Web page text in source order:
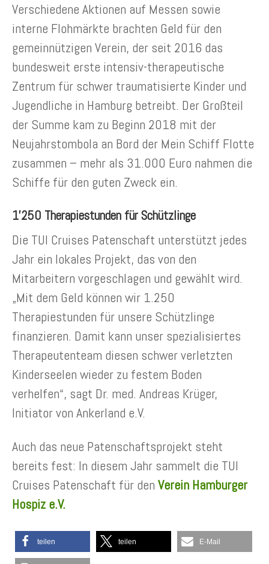
Verschiedene Aktionen auf Messen sowie
interne Flohmärkte brachten Geld für den
gemeinnützigen Verein, der seit 2016 das
bundesweit erste intensiv-therapeutische
Zentrum für schwer traumatisierte Kinder und
Jugendliche in Hamburg betreibt. Der Großteil
der Summe kam zu Beginn 2018 mit der
Neujahrstombola an Bord der Mein Schiff Flotte
zusammen – mehr als 31.000 Euro nahmen die
Schiffe für den guten Zweck ein.
1’250 Therapiestunden für Schützlinge
Die TUI Cruises Patenschaft unterstützt jedes
Jahr ein lokales Projekt, das von den
Mitarbeitern vorgeschlagen und gewählt wird.
„Mit dem Geld können wir 1.250
Therapiestunden für unsere Schützlinge
finanzieren. Damit kann unser spezialisiertes
Therapeutenteam diesen schwer verletzten
Kinderseelen wieder zu festem Boden
verhelfen“, sagt Dr. med. Andreas Krüger,
Initiator von Ankerland e.V.
Auch das neue Patenschaftsprojekt steht
bereits fest: In diesem Jahr sammelt die TUI
Cruises Patenschaft für den Verein Hamburger
Hospiz e.V.
teilen teilen E-Mail